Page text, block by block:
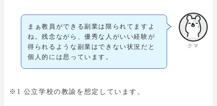
クマ
まぁ教員ができる副業は限られてますよ
ね。残念ながら、優秀な人がいい経験が
得られるような副業はできない状況だと
個人的には思っています。
※1 公立学校の教諭を想定しています。